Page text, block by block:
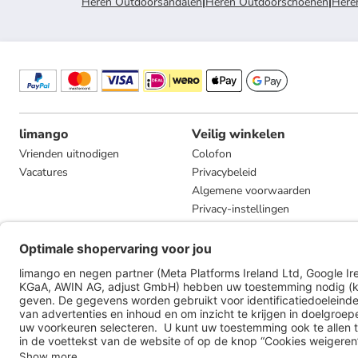
limango
Vrienden uitnodigen
Vacatures
Veilig winkelen
Colofon
Privacybeleid
Algemene voorwaarden
Privacy-instellingen
Compliance